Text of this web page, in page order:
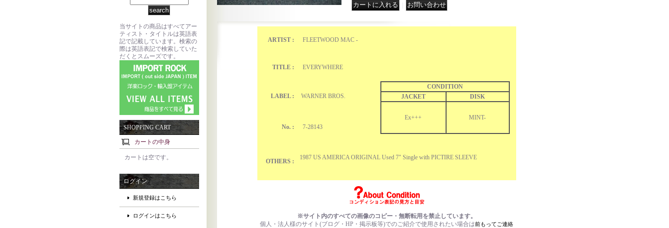
当サイトの商品はすべてアー
ティスト・タイトルは英語表
記で記載しています。検索の
際は英語表記で検索していた
だくとスムーズです。
SHOPPING CART
カートの中身
カートは空です。
ログイン
新規登録はこちら
ログインはこちら
ARTIST : FLEETWOOD MAC -
TITLE : EVERYWHERE
LABEL : WARNER BROS.
CONDITION
JACKET
DISK
Ex+++
MINT-
No. :
7-28143
OTHERS :
1987 US AMERICA ORIGINAL Used 7" Single with PICTIRE SLEEVE
※サイト内のすべての画像のコピー・無断転用を禁止しています。
個人・法人様のサイト(ブログ・HP・掲示板等)でのご紹介で使用されたい場合は前もってご連絡